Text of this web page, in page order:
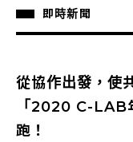
即時新聞
從協作出發，使
「2020 C-LAB
跑！